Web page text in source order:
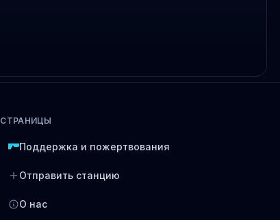
СТРАНИЦЫ
Поддержка и пожертвования
Отправить станцию
О нас